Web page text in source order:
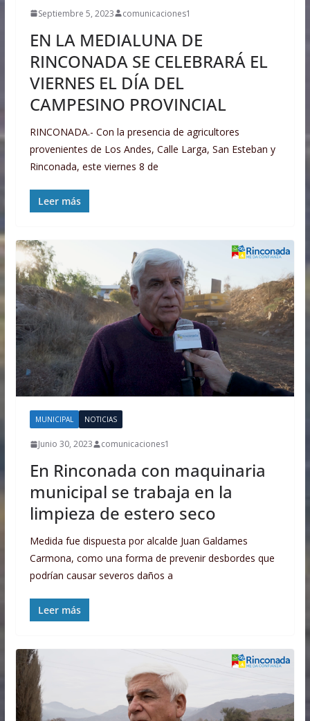
Septiembre 5, 2023 comunicaciones1
EN LA MEDIALUNA DE
RINCONADA SE CELEBRARÁ EL
VIERNES EL DÍA DEL
CAMPESINO PROVINCIAL
RINCONADA.- Con la presencia de agricultores
provenientes de Los Andes, Calle Larga, San Esteban y
Rinconada, este viernes 8 de
Leer más
MUNICIPAL NOTICIAS
Junio 30, 2023 comunicaciones1
En Rinconada con maquinaria
municipal se trabaja en la
limpieza de estero seco
Medida fue dispuesta por alcalde Juan Galdames
Carmona, como una forma de prevenir desbordes que
podrían causar severos daños a
Leer más